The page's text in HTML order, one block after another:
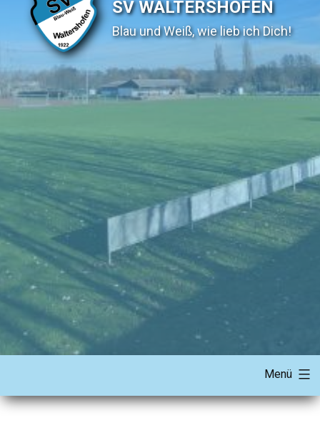
SV WALTERSHOFEN
Blau und Weiß, wie lieb ich Dich!
Menü